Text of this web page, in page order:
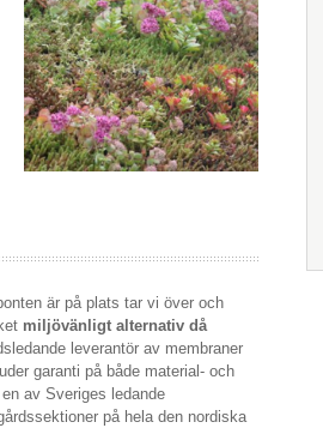
är på plats tar vi över och
miljövänligt alternativ då
leverantör av membraner
garanti på både material- och
av Sveriges ledande
på hela den nordiska